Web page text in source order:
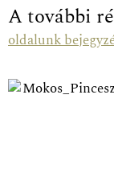
A további
oldalunk